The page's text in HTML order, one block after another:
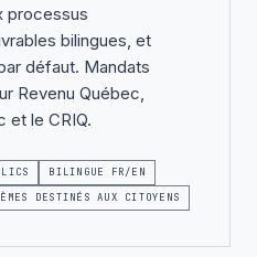
processus
bilingues, et
défaut. Mandats
Revenu Québec,
et le CRIQ.
BILINGUE FR/EN
DESTINÉS AUX CITOYENS